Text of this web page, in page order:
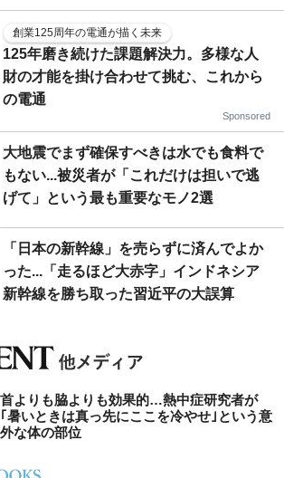
創業125周年の電通が描く未来
125年磨き続けた課題解決力。多様な人
財の才能を掛け合わせて挑む、これから
の電通
Sponsored
大地震でまず確保すべきは水でも食料で
もない...被災者が「これだけは担いで逃
げて」という最も重要なモノ2選
「日本の新幹線」を売らずに済んでよか
った...「走るほど大赤字」インドネシア
新幹線を勝ち取った習近平の大誤算
首よりも脇よりも効果的…熱中症研究者が
｢暑いときは真っ先にここを冷やせ｣という意
外な体の部位